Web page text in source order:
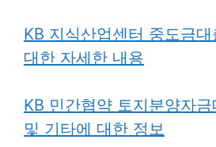
KB 지식산업센터 중도금
대한 자세한 내용
KB 민간협약 토지분양자
및 기타에 대한 정보